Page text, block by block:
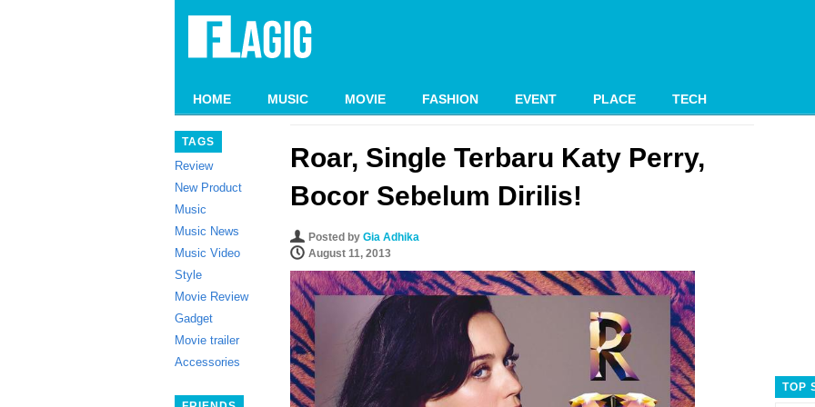
HOME MUSIC MOVIE FASHION EVENT PLACE TECH
TAGS
Review
New Product
Music
Music News
Music Video
Style
Movie Review
Gadget
Movie trailer
Accessories
Roar, Single Terbaru Katy Perry,
Bocor Sebelum Dirilis!
Posted by Gia Adhika
August 11, 2013
TOP